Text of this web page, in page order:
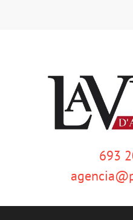
693